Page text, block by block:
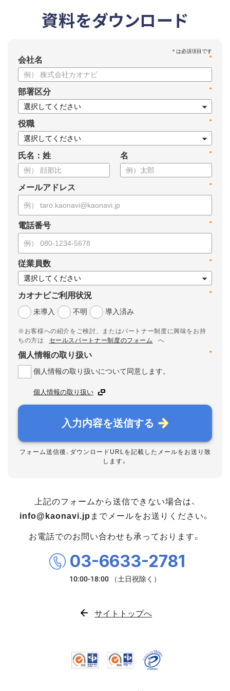
資料をダウンロード
*
会社名
*
部署区分
*
役職
氏名：姓 *
名
*
メールアドレス
*
電話番号
*
従業員数
*
カオナビご利用状況
未導入
不明 導入済み
※お客様への紹介をご検討、またはパートナー制度に興味をお持
ちの方は
セールスパートナー制度のフォーム
へ
*
個人情報の取り扱い
個人情報の取り扱いについて同意します。
個人情報の取り扱い
入力内容を送信する
フォーム送信後、ダウンロードURLを記載したメールをお送り致
します。
上記のフォームから送信できない場合は、
info@kaonavi.jp までメールをお送りください。
お電話でのお問い合わせも承っております。
03-6633-2781
サイトトップへ